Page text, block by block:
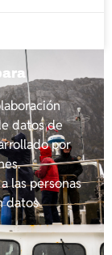
datos de
por
las personas
datos